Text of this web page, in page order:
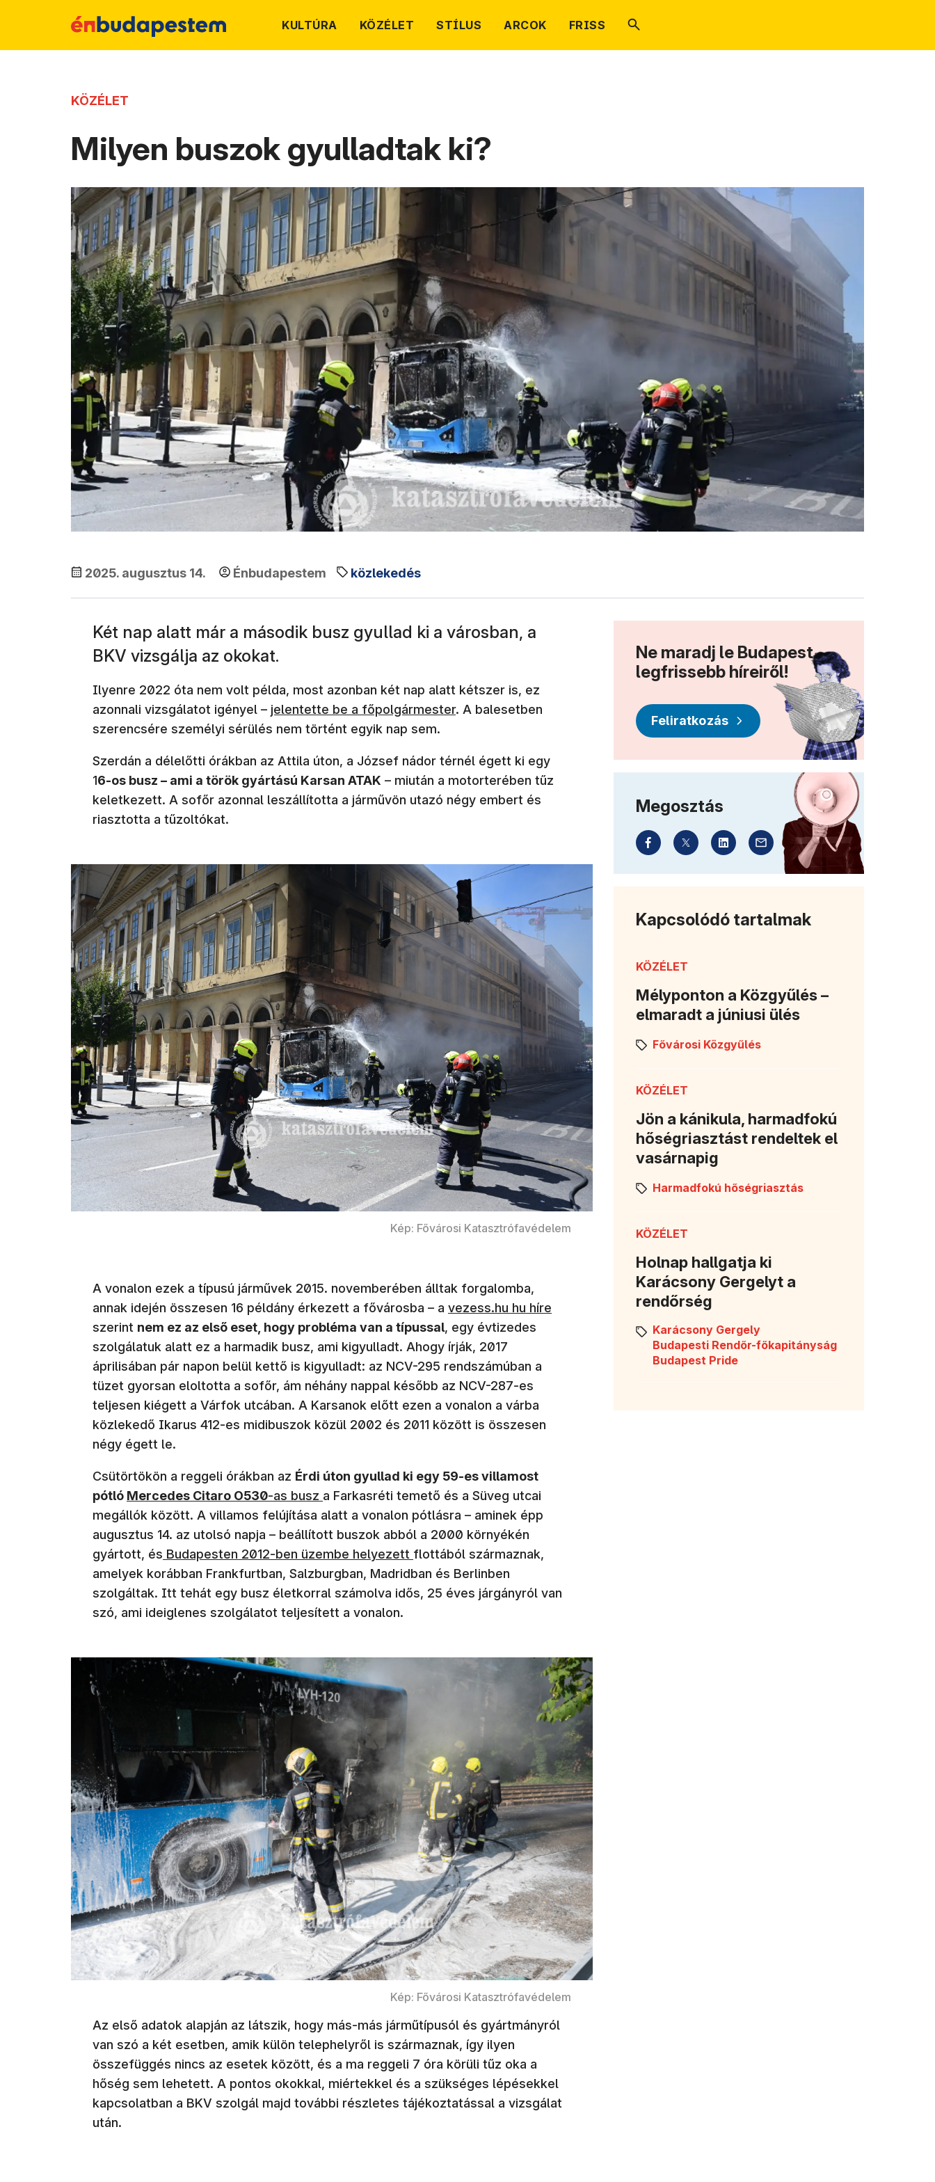
KULTÚRA KÖZÉLET STÍLUS ARCOK FRISS
KÖZÉLET
Milyen buszok gyulladtak ki?
2025. augusztus 14. Énbudapestem közlekedés
Két nap alatt már a második busz gyullad ki a városban, a
BKV vizsgálja az okokat.
Ilyenre 2022 óta nem volt példa, most azonban két nap alatt kétszer is, ez
azonnali vizsgálatot igényel – jelentette be a főpolgármester. A balesetben
szerencsére személyi sérülés nem történt egyik nap sem.
Szerdán a délelőtti órákban az Attila úton, a József nádor térnél égett ki egy
16-os busz – ami a török gyártású Karsan ATAK – miután a motorterében tűz
keletkezett. A sofőr azonnal leszállította a járművön utazó négy embert és
riasztotta a tűzoltókat.
Kép: Fővárosi Katasztrófavédelem
A vonalon ezek a típusú járművek 2015. novemberében álltak forgalomba,
annak idején összesen 16 példány érkezett a fővárosba – a vezess.hu hu híre
szerint nem ez az első eset, hogy probléma van a típussal, egy évtizedes
szolgálatuk alatt ez a harmadik busz, ami kigyulladt. Ahogy írják, 2017
áprilisában pár napon belül kettő is kigyulladt: az NCV-295 rendszámúban a
tüzet gyorsan eloltotta a sofőr, ám néhány nappal később az NCV-287-es
teljesen kiégett a Várfok utcában. A Karsanok előtt ezen a vonalon a várba
közlekedő Ikarus 412-es midibuszok közül 2002 és 2011 között is összesen
négy égett le.
Csütörtökön a reggeli órákban az Érdi úton gyullad ki egy 59-es villamost
pótló Mercedes Citaro O530-as busz a Farkasréti temető és a Süveg utcai
megállók között. A villamos felújítása alatt a vonalon pótlásra – aminek épp
augusztus 14. az utolsó napja – beállított buszok abból a 2000 környékén
gyártott, és Budapesten 2012-ben üzembe helyezett flottából származnak,
amelyek korábban Frankfurtban, Salzburgban, Madridban és Berlinben
szolgáltak. Itt tehát egy busz életkorral számolva idős, 25 éves járgányról van
szó, ami ideiglenes szolgálatot teljesített a vonalon.
Kép: Fővárosi Katasztrófavédelem
Az első adatok alapján az látszik, hogy más-más járműtípusól és gyártmányról
van szó a két esetben, amik külön telephelyről is származnak, így ilyen
összefüggés nincs az esetek között, és a ma reggeli 7 óra körüli tűz oka a
hőség sem lehetett. A pontos okokkal, miértekkel és a szükséges lépésekkel
kapcsolatban a BKV szolgál majd további részletes tájékoztatással a vizsgálat
után.
Ne maradj le Budapest
legfrissebb híreiről!
Feliratkozás
Megosztás
Kapcsolódó tartalmak
KÖZÉLET
Mélyponton a Közgyűlés –
elmaradt a júniusi ülés
Fővárosi Közgyűlés
KÖZÉLET
Jön a kánikula, harmadfokú
hőségriasztást rendeltek el
vasárnapig
Harmadfokú hőségriasztás
KÖZÉLET
Holnap hallgatja ki
Karácsony Gergelyt a
rendőrség
Karácsony Gergely
Budapesti Rendőr-főkapitányság
Budapest Pride